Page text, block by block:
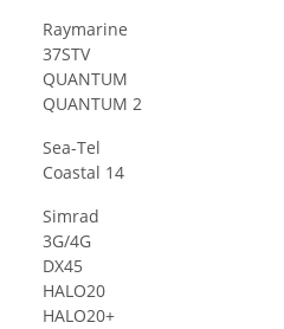
Raymarine
37STV
QUANTUM
QUANTUM 2
Sea-Tel
Coastal 14
Simrad
3G/4G
DX45
HALO20
HALO20+